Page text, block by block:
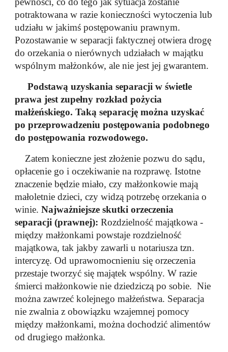
potraktowana w razie konieczności wytoczenia lub
udziału w jakimś postępowaniu prawnym.
Pozostawanie w separacji faktycznej otwiera drogę
do orzekania o nierównych udziałach w majątku
wspólnym małżonków, ale nie jest jej gwarantem.
Podstawą uzyskania separacji w świetle
prawa jest zupełny rozkład pożycia
małżeńskiego. Taką separację można uzyskać
po przeprowadzeniu postępowania podobnego
do postępowania rozwodowego.
Zatem konieczne jest złożenie pozwu do sądu,
opłacenie go i oczekiwanie na rozprawę. Istotne
znaczenie będzie miało, czy małżonkowie mają
małoletnie dzieci, czy widzą potrzebę orzekania o
winie.Najważniejsze skutki orzeczenia
separacji (prawnej): Rozdzielność majątkowa -
między małżonkami powstaje rozdzielność
majątkowa, tak jakby zawarli u notariusza tzn.
intercyzę. Od uprawomocnieniu się orzeczenia
przestaje tworzyć się majątek wspólny. W razie
śmierci małżonkowie nie dziedziczą po sobie. Nie
można zawrzeć kolejnego małżeństwa. Separacja
nie zwalnia z obowiązku wzajemnej pomocy
między małżonkami, można dochodzić alimentów
od drugiego małżonka.